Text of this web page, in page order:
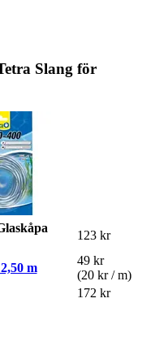
Slang för
123 kr
m
49 kr
(20 kr / m)
172 kr